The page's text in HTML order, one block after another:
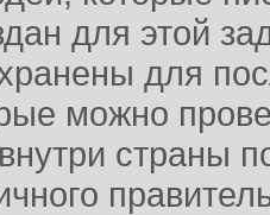
для этой
для
можно
страны